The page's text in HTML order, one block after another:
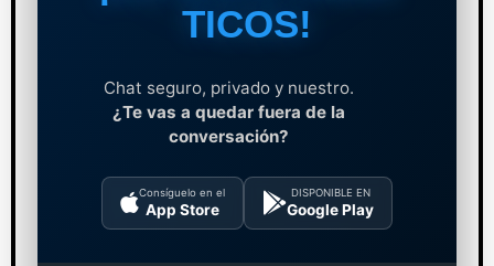
TICOS!
Chat seguro, privado y nuestro.
¿Te vas a quedar fuera de la
conversación?
Consíguelo en el
App Store
DISPONIBLE EN
Google Play